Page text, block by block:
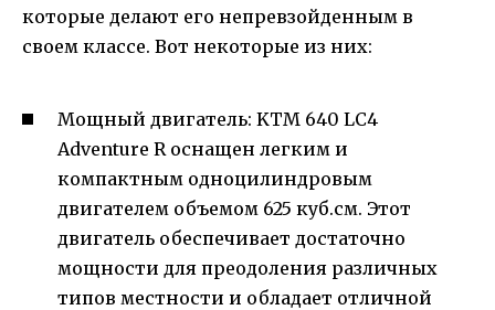
которые делают его непревзойденным в
своем классе. Вот некоторые из них:
Мощный двигатель: KTM 640 LC4
Adventure R оснащен легким и
компактным одноцилиндровым
двигателем объемом 625 куб.см. Этот
двигатель обеспечивает достаточно
мощности для преодоления различных
типов местности и обладает отличной